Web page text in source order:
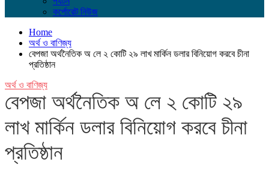
কর্পোরেট নিউজ
Home
অর্থ ও বাণিজ্য
বেপজা অর্থনৈতিক অ লে ২ কোটি ২৯ লাখ মার্কিন ডলার বিনিয়োগ করবে চীনা
প্রতিষ্ঠান
অর্থ ও বাণিজ্য
বেপজা অর্থনৈতিক অ লে ২ কোটি ২৯
লাখ মার্কিন ডলার বিনিয়োগ করবে চীনা
প্রতিষ্ঠান